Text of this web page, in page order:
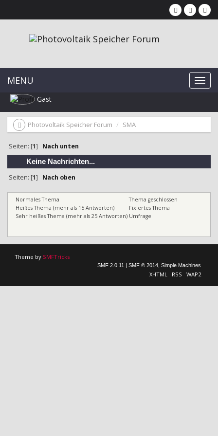
MENU
Gast
Photovoltaik Speicher Forum SMA
Seiten: [1] Nach unten
Keine Nachrichten...
Seiten: [1] Nach oben
Normales Thema
Heißes Thema (mehr als 15 Antworten)
Sehr heißes Thema (mehr als 25 Antworten)
Thema geschlossen
Fixiertes Thema
Umfrage
Theme by SMFTricks
SMF 2.0.11 SMF © 2014 Simple Machines
XHTML RSS WAP2